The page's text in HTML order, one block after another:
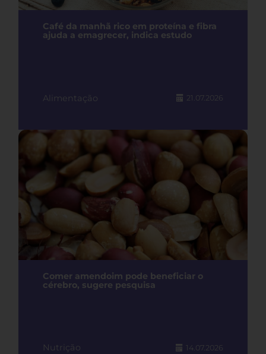
Café da manhã rico em proteína e fibra
ajuda a emagrecer, indica estudo
Alimentação 21.07.2026
Comer amendoim pode beneficiar o
cérebro, sugere pesquisa
Nutrição 14.07.2026